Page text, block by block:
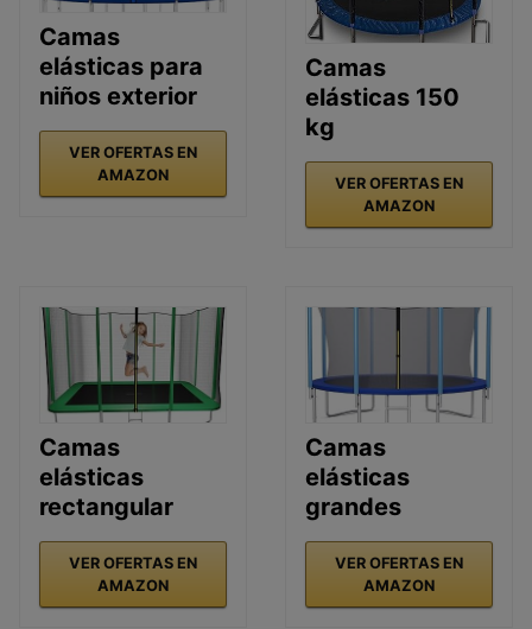
Camas
elásticas para
niños exterior
VER OFERTAS EN
AMAZON
Camas
elásticas 150
kg
VER OFERTAS EN
AMAZON
Camas
elásticas
rectangular
VER OFERTAS EN
AMAZON
Camas
elásticas
grandes
VER OFERTAS EN
AMAZON